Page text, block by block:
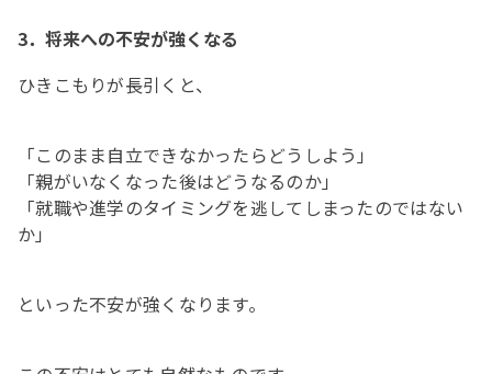
3．将来への不安が強くなる
ひきこもりが長引くと、
「このまま自立できなかったらどうしよう」
「親がいなくなった後はどうなるのか」
「就職や進学のタイミングを逃してしまったのではない
か」
といった不安が強くなります。